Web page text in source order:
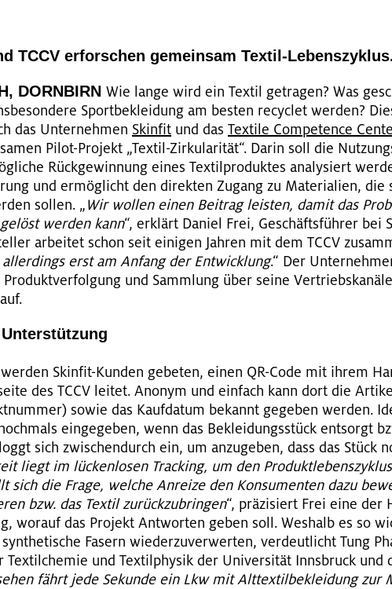
TCCV er­for­schen ge­mein­sam Tex­til-
DORN­BIRN Wie lange wird ein Tex­til ge­tra­gen? Was
Sport­be­klei­dung am bes­ten re­cy­clet wer­den?
das Un­ter­neh­men Skin­fit und das Tex­ti­le Com­pe­tence
Pilot-Pro­jekt „Tex­til-Zir­ku­la­ri­tät“. Darin soll die
Rück­ge­win­nung eines Tex­til­pro­duk­tes ana­ly­siert
und er­mög­licht den di­rek­ten Zu­gang zu Ma­te­ria­li­en,
sol­len. „Wir wol­len einen Bei­trag leis­ten, damit das
wer­den kann“, er­klärt Da­ni­el Frei, Ge­schäfts­füh­rer bei
ar­bei­tet schon seit ei­ni­gen Jah­ren mit dem TCCV
erst am An­fang der Ent­wick­lung.“ Der
und Samm­lung über seine
Skin­fit-Kun­den ge­be­ten, einen QR-Code mit ihrem
des TCCV lei­tet. An­onym und ein­fach kann dort die
sowie das Kauf­da­tum be­kannt ge­ge­ben wer­den.
ein­ge­ge­ben, wenn das Be­klei­dungs­stück ent­sorgt
sich zwi­schen­durch ein, um an­zu­ge­ben, dass das Stück
liegt im lü­cken­lo­sen Tracking, um den
sich die Frage, wel­che An­rei­ze den Kon­su­men­ten dazu
bzw. das Tex­til zu­rück­zu­brin­gen“, prä­zi­siert Frei eine der
wor­auf das Pro­jekt Ant­wor­ten geben soll. Wes­halb es so
Fa­sern wie­der­zu­ver­wer­ten, ver­deut­licht Tung
Tex­til­che­mie und Tex­til­phy­sik der Uni­ver­si­tät Inns­bruck und
fährt jede Se­kun­de ein Lkw mit Alt­tex­til­be­klei­dung zur